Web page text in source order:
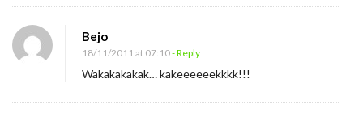
a
s
a
I
Bejo
18/11/2011 at 07:10- Reply
Wakakakakak… kakeeeeeekkkk!!!